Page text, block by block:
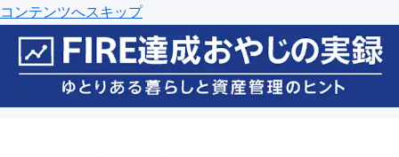
コンテンツへスキップ